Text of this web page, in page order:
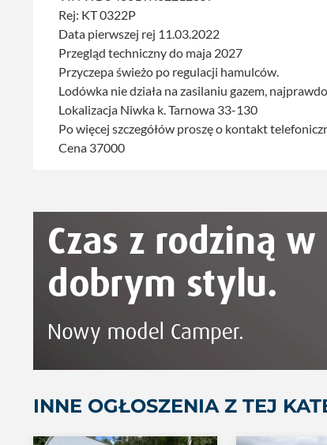
Rej: KT 0322P
Data pierwszej rej 11.03.2022
Przegląd techniczny do maja 2027
Przyczepa świeżo po regulacji hamulców.
Lodówka nie działa na zasilaniu gazem,
Lokalizacja Niwka k. Tarnowa 33-130
Po więcej szczegółów proszę o kontakt
Cena 37000
INNE OGŁOSZENIA Z TEJ